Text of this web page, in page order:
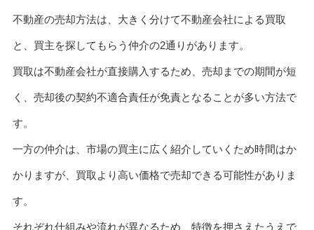
不動産の売却方法は、大きく分けて不動産会社による買取
と、買主を探してもらう仲介の2通りがあります。
買取は不動産会社が直接購入するため、売却までの期間が短
く、売却後の契約不適合責任が免責となることが多い方法で
す。
一方の仲介は、市場の買主に広く紹介していくため時間はか
かりますが、買取より高い価格で売却できる可能性がありま
す。
それぞれ仕組みや流れが異なるため、特徴を押さえたうえで